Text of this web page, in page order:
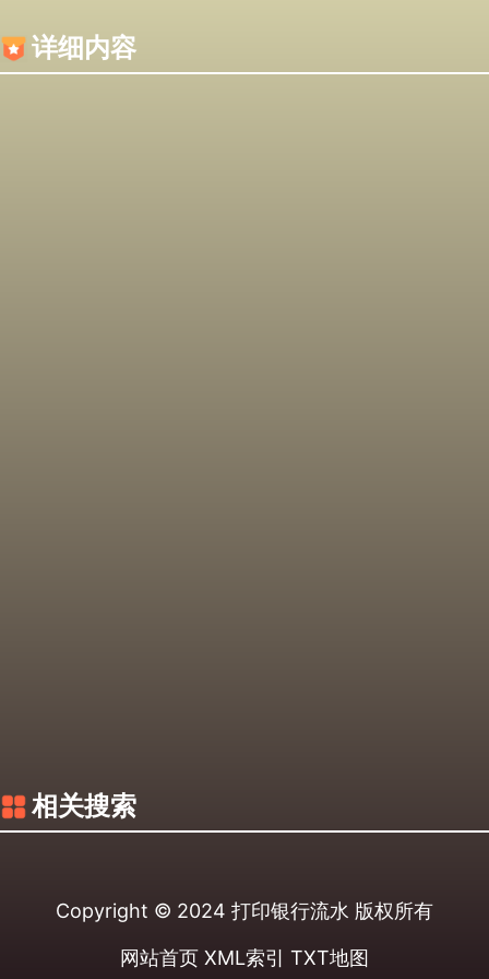
详细内容
相关搜索
Copyright © 2024 打印银行流水 版权所有
网站首页 XML索引 TXT地图